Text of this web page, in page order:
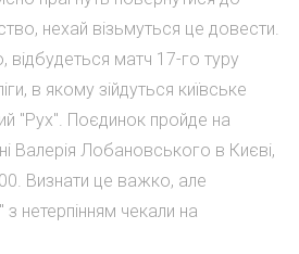
нехай візьмуться це довести.
матч 17-го туру
в якому зійдуться київське
"Рух". Поєдинок пройде на
Валерія Лобановського в Києві,
Визнати це важко, але
нетерпінням чекали на